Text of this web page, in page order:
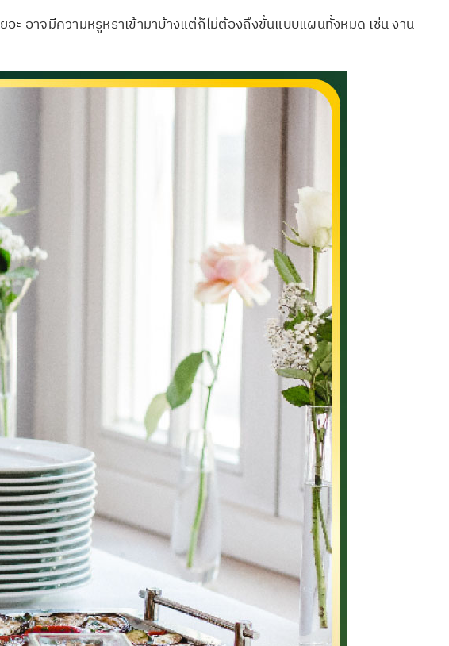
ะ อาจมีความหรูหราเข้ามาบ้างแต่ก็ไม่ต้องถึงขั้นแบบแผนทั้งหมด เช่น งาน